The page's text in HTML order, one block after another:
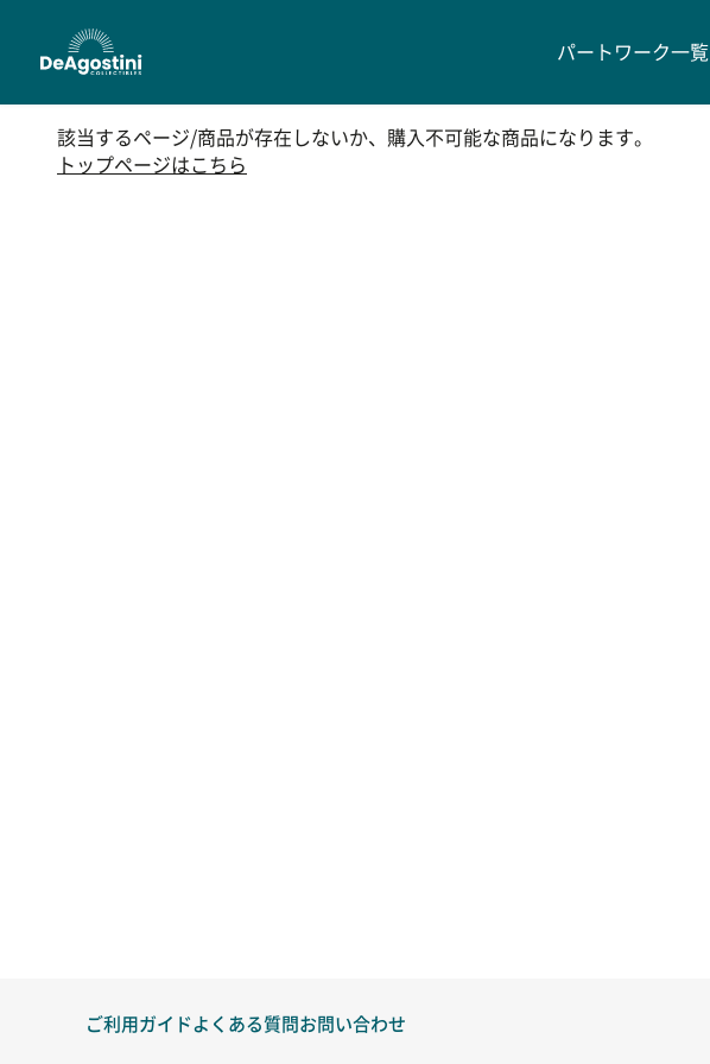
パートワーク一覧
該当するページ/商品が存在しないか、購入不可能な商品になります。
トップページはこちら
ご利用ガイドよくある質問お問い合わせ